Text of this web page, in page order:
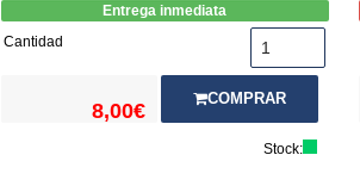
Entrega inmediata
Cantidad
8,00€
COMPRAR
Stock: